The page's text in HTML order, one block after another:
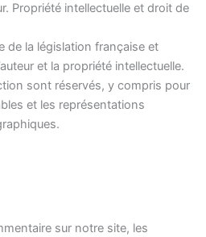
Propriété intellectuelle et droit de
de la législation française et
et la propriété intellectuelle.
sont réservés, y compris pour
et les représentations
sur notre site, les